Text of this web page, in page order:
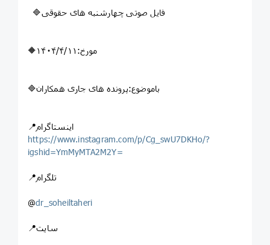
🔷فایل صوتی چهارشنبه های حقوقی
🔶مورخ:۱۴۰۴/۴/۱۱
🔷باموضوع:پرونده های جاری همکاران
📍اینستاگرام
https://www.instagram.com/p/Cg_swU7DKHo/?
igshid=YmMyMTA2M2Y=
📍تلگرام
@dr_soheiltaheri
📍سایت